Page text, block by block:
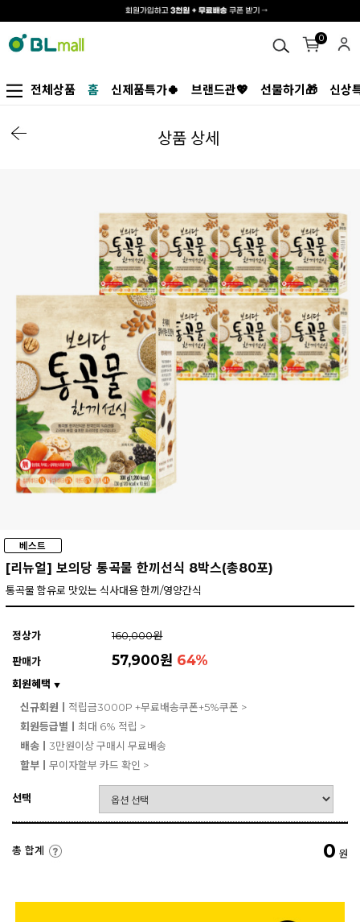
0
전체상품 홈 신제품특가🍀 브랜드관💖 선물하기🎁 신상
상품 상세
[리뉴얼] 보의당 통곡물 한끼선식 8박스(총80포)
통곡물 함유로 맛있는 식사대용 한끼/영양간식
정상가
160,000원
판매가
57,900원 64%
회원혜택 ▼
신규회원ㅣ 적립금3000P +무료배송쿠폰+5%쿠폰 >
회원등급별ㅣ 최대 6% 적립 >
배송ㅣ 3만원이상 구매시 무료배송
할부ㅣ 무이자할부 카드 확인 >
선택
총 합계 0 원